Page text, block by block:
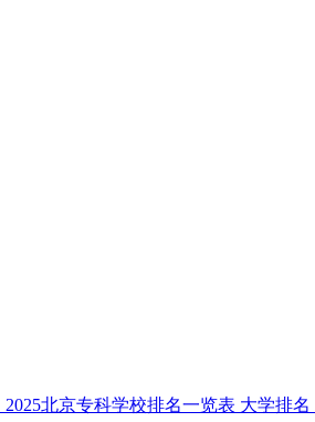
2025北京专科学校排名一览表 大学排名